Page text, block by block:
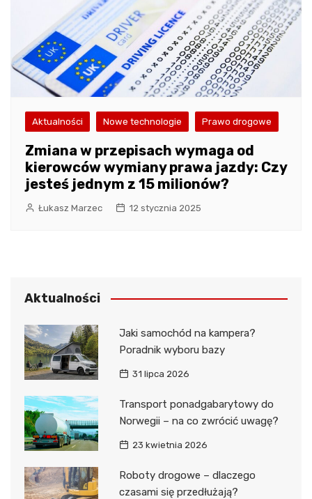
Aktualności Nowe technologie Prawo drogowe
Zmiana w przepisach wymaga od
kierowców wymiany prawa jazdy: Czy
jesteś jednym z 15 milionów?
Łukasz Marzec 12 stycznia 2025
Aktualności
Jaki samochód na kampera?
Poradnik wyboru bazy
31 lipca 2026
Transport ponadgabarytowy do
Norwegii – na co zwrócić uwagę?
23 kwietnia 2026
Roboty drogowe – dlaczego
czasami się przedłużają?